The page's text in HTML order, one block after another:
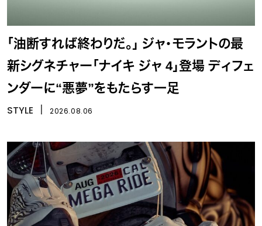
「油断すれば終わりだ。」 ジャ・モラントの最
新シグネチャー「ナイキ ジャ 4」登場 ディフェ
ンダーに“悪夢”をもたらす一足
STYLE 2026.08.06